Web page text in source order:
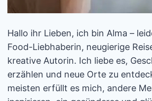
Hallo ihr Lieben, ich bin Alma –
Food-Liebhaberin, neugierige
kreative Autorin. Ich liebe es,
erzählen und neue Orte zu
meisten erfüllt es mich, andere